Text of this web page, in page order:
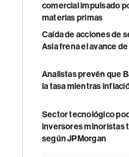
comercial impulsado
materias primas
Caída de acciones de
Asia frena el avance
Analistas prevén que
la tasa mientras
Sector tecnológico
inversores minoristas
según JPMorgan